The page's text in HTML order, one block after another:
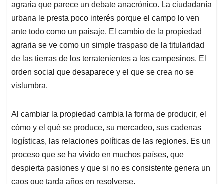
A
p
p
o
o
k
d
I
n
d
s
agraria que parece un debate anacrónico. La ciudadanía
urbana le presta poco interés porque el campo lo ven
ante todo como un paisaje. El cambio de la propiedad
agraria se ve como un simple traspaso de la titularidad
de las tierras de los terratenientes a los campesinos. El
orden social que desaparece y el que se crea no se
vislumbra.
Al cambiar la propiedad cambia la forma de producir, el
cómo y el qué se produce, su mercadeo, sus cadenas
logísticas, las relaciones políticas de las regiones. Es un
proceso que se ha vivido en muchos países, que
despierta pasiones y que si no es consistente genera un
caos que tarda años en resolverse.